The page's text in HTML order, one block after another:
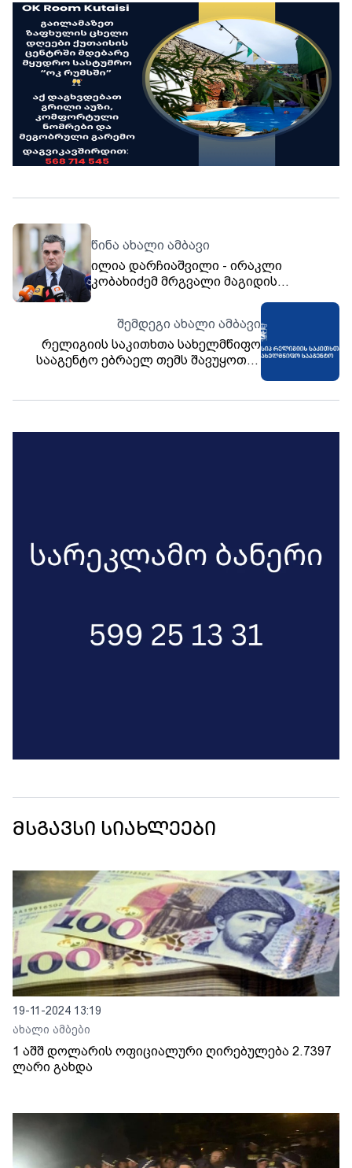
წინა ახალი ამბავი
ილია დარჩიაშვილი - ირაკლი
კობახიძემ მრგვალი მაგიდის
გაწეულ მხარდაჭერაზე, მოგვეცა
შესაძლებლობა, გამოგვეხატა
სოლიდარობა უკრაინის მიმართ
შემდეგი ახალი ამბავი
რელიგიის საკითხთა სახელმწიფო
სააგენტო ებრაელ თემს შავუყოთის
მსგავსი სიახლეები
19-11-2024 13:19
ახალი ამბები
1 აშშ დოლარის ოფიციალური ღირებულება 2.7397
ლარი გახდა